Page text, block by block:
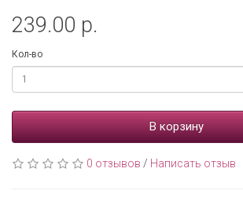
239.00 р.
Кол-во
В корзину
0 отзывов / Написать отзыв